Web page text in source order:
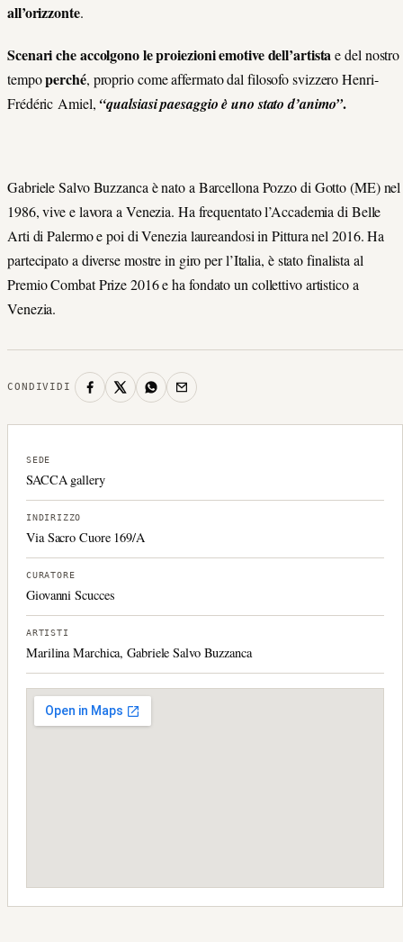
all’orizzonte.
Scenari che accolgono le proiezioni emotive dell’artista e del nostro
tempoperché, proprio come affermato dal filosofo svizzero Henri-
Frédéric Amiel, “qualsiasi paesaggio è uno stato d’animo”.
Gabriele Salvo Buzzanca è nato a Barcellona Pozzo di Gotto (ME) nel
1986, vive e lavora a Venezia. Ha frequentato l’Accademia di Belle
Arti di Palermo e poi di Venezia laureandosi in Pittura nel 2016. Ha
partecipato a diverse mostre in giro per l’Italia, è stato finalista al
Premio Combat Prize 2016 e ha fondato un collettivo artistico a
Venezia.
CONDIVIDI
SEDE
SACCA gallery
INDIRIZZO
Via Sacro Cuore 169/A
CURATORE
Giovanni Scucces
ARTISTI
Marilina Marchica, Gabriele Salvo Buzzanca